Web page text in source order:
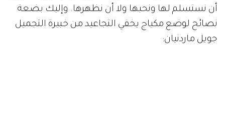
أن نستسلم لها ونحبها ولا أن نظهرها. وإليك بضعة
نصائح لوضع مكياج يخفي التجاعيد من خبيرة التجميل
جويل ماردنيان: